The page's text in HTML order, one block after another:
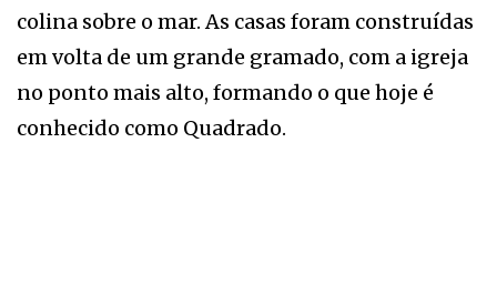
colina sobre o mar. As casas foram construídas
em volta de um grande gramado, com a igreja
no ponto mais alto, formando o que hoje é
conhecido como Quadrado.